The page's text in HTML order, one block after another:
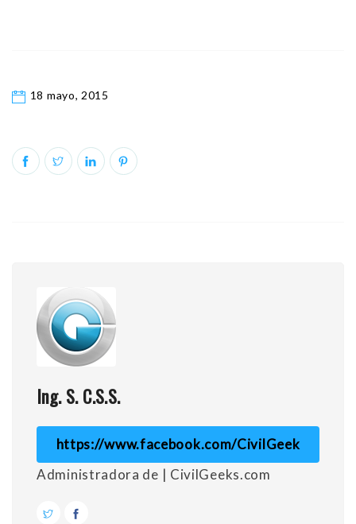
18 mayo, 2015
Ing. S. C.S.S.
https://www.facebook.com/CivilGeek
Administradora de | CivilGeeks.com